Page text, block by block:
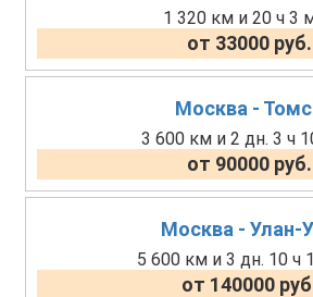
1 320 км и 20 ч 3
от 33000 руб.
Москва -
3 600 км и 2 дн. 3 ч
от 90000 руб.
Москва - Улан-
5 600 км и 3 дн. 10 ч
от 140000